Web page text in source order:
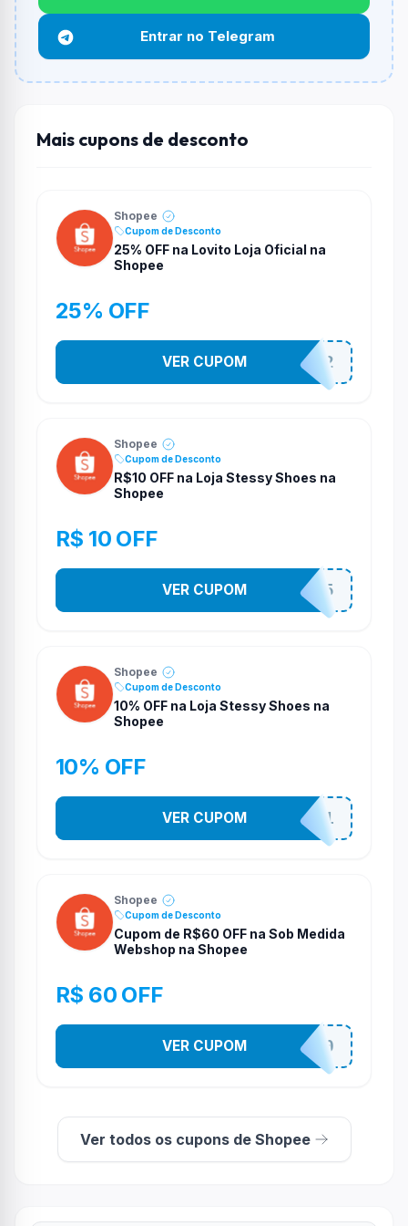
Não necessariamente. Depende de itens participantes
e alguns vendedores ou produtos especificos podem
não aceitar cupons.
Entrar no Telegram
Mais cupons de desconto
Shopee
Cupom de Desconto
25% OFF na Lovito Loja Oficial na
Shopee
25% OFF
141525852
VER CUPOM
Shopee
Cupom de Desconto
R$10 OFF na Loja Stessy Shoes na
Shopee
R$ 10 OFF
STES2525
VER CUPOM
Shopee
Cupom de Desconto
10% OFF na Loja Stessy Shoes na
Shopee
10% OFF
STES2541
VER CUPOM
Shopee
Cupom de Desconto
Cupom de R$60 OFF na Sob Medida
Webshop na Shopee
R$ 60 OFF
SOBM60400
VER CUPOM
Ver todos os cupons de Shopee